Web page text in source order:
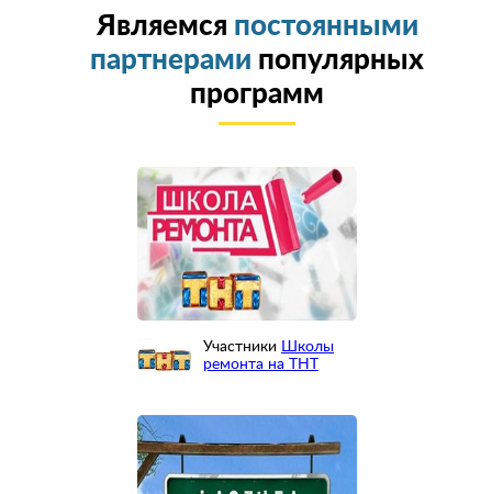
Являемся постоянными
партнерами популярных
программ
Участники Школы
ремонта на ТНТ